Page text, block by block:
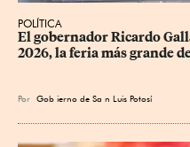
POLÍTICA
​El gobernador Ricardo
2026, la feria más grande
Por Gob ierno de Sa n Luis Potosí